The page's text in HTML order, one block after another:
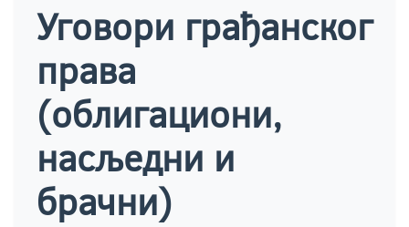
Уговори грађанског
права
(облигациони,
насљедни и
брачни)